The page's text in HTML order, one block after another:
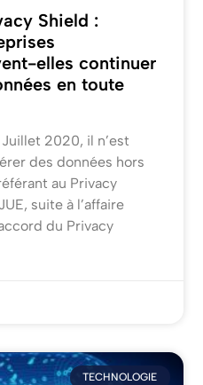
Shield :
elles continuer
en toute
2020, il n’est
des données hors
au Privacy
suite à l’affaire
du Privacy
TECHNOLOGIE